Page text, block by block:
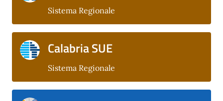
Sistema Regionale
Calabria SUE
Sistema Regionale